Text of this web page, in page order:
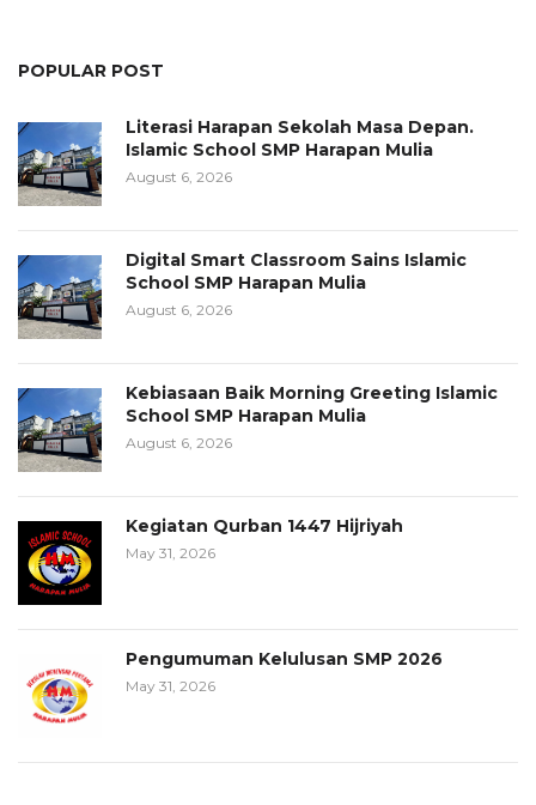
POPULAR POST
Literasi Harapan Sekolah Masa Depan.
Islamic School SMP Harapan Mulia
August 6, 2026
Digital Smart Classroom Sains Islamic
School SMP Harapan Mulia
August 6, 2026
Kebiasaan Baik Morning Greeting Islamic
School SMP Harapan Mulia
August 6, 2026
Kegiatan Qurban 1447 Hijriyah
May 31, 2026
Pengumuman Kelulusan SMP 2026
May 31, 2026